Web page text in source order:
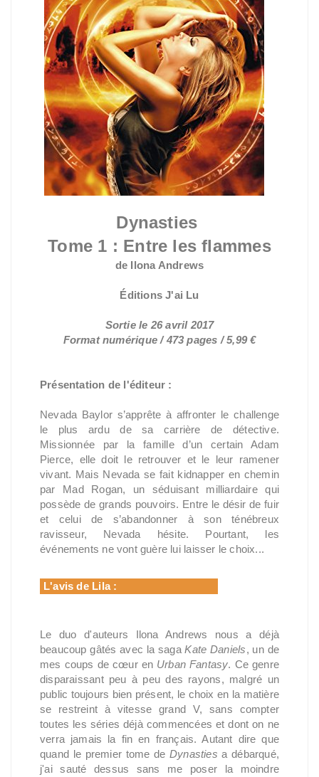
Dynasties
Tome 1 : Entre les flammes
de Ilona Andrews
Éditions J'ai Lu
Sortie le 26 avril 2017
Format numérique / 473 pages / 5,99 €
Présentation de l'éditeur :
Nevada Baylor s’apprête à affronter le challenge
le plus ardu de sa carrière de détective.
Missionnée par la famille d’un certain Adam
Pierce, elle doit le retrouver et le leur ramener
vivant. Mais Nevada se fait kidnapper en chemin
par Mad Rogan, un séduisant milliardaire qui
possède de grands pouvoirs. Entre le désir de fuir
et celui de s’abandonner à son ténébreux
ravisseur, Nevada hésite. Pourtant, les
événements ne vont guère lui laisser le choix...
L'avis de Lila :
Le duo d'auteurs Ilona Andrews nous a déjà
beaucoup gâtés avec la sagaKate Daniels, un de
mes coups de cœur en Urban Fantasy. Ce genre
disparaissant peu à peu des rayons, malgré un
public toujours bien présent, le choix en la matière
se restreint à vitesse grand V, sans compter
toutes les séries déjà commencées et dont on ne
verra jamais la fin en français. Autant dire que
quand le premier tome de Dynasties a débarqué,
j'ai sauté dessus sans me poser la moindre